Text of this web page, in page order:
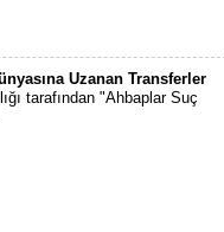
Uzanan Transferler
tarafından "Ahbaplar Suç